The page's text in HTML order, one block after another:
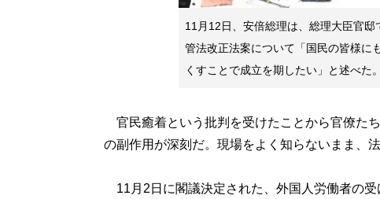
11月12日、安倍総理は、総理大臣官
管法改正法案について「国民の皆様に
くすことで成立を期したい」と述べ
官民癒着という批判を受けたことから官僚た
の副作用が深刻だ。現場をよく知らないまま、
11月2日に閣議決定された、外国人労働者の